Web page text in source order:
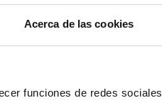
Acerca de las cookies
funciones de redes sociales